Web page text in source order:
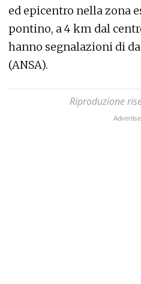
ed epicentro nella zona
pontino, a 4 km dal
hanno segnalazioni di
(ANSA).
Riproduzione